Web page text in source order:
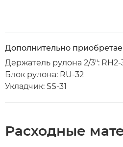
Дополнительно
Держатель рулона 2/3": RH2-
Блок рулона: RU-32
Укладчик: SS-31
Расходные